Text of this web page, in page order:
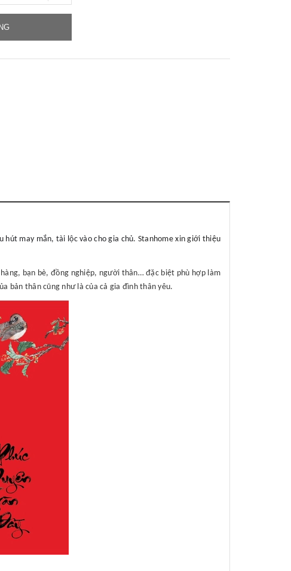
hút may mắn, tài lộc vào cho gia chủ. Stanhome xin giới thiệu
bạn bè, đồng nghiệp, người thân… đặc biệt phù hợp làm
bản thân cũng như là của cả gia đình thân yêu.